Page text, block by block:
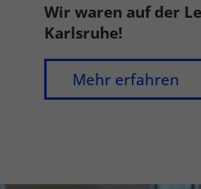
Wir waren auf der
Karlsruhe!
Mehr erfahren